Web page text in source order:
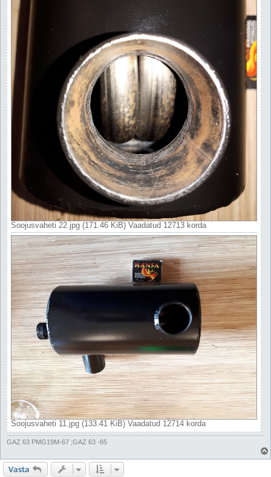
Soojusvaheti 22.jpg (171.46 KiB) Vaadatud 12713 korda
Soojusvaheti 11.jpg (133.41 KiB) Vaadatud 12714 korda
GAZ 63 PMG19M-67 ;GAZ 63 -65
l
Vasta